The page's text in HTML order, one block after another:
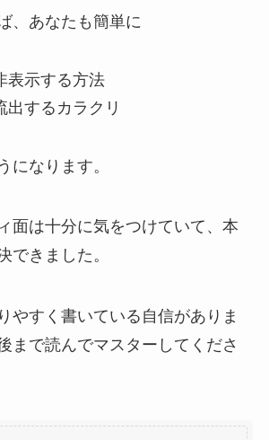
、あなたも簡単に
表示する方法
出するカラクリ
になります。
面は十分に気をつけていて、本
できました。
やすく書いている自信がありま
まで読んでマスターしてくださ